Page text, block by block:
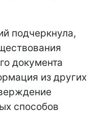
подчеркнула,
документа
из других
способов